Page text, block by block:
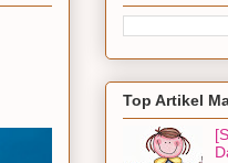
Top Artikel